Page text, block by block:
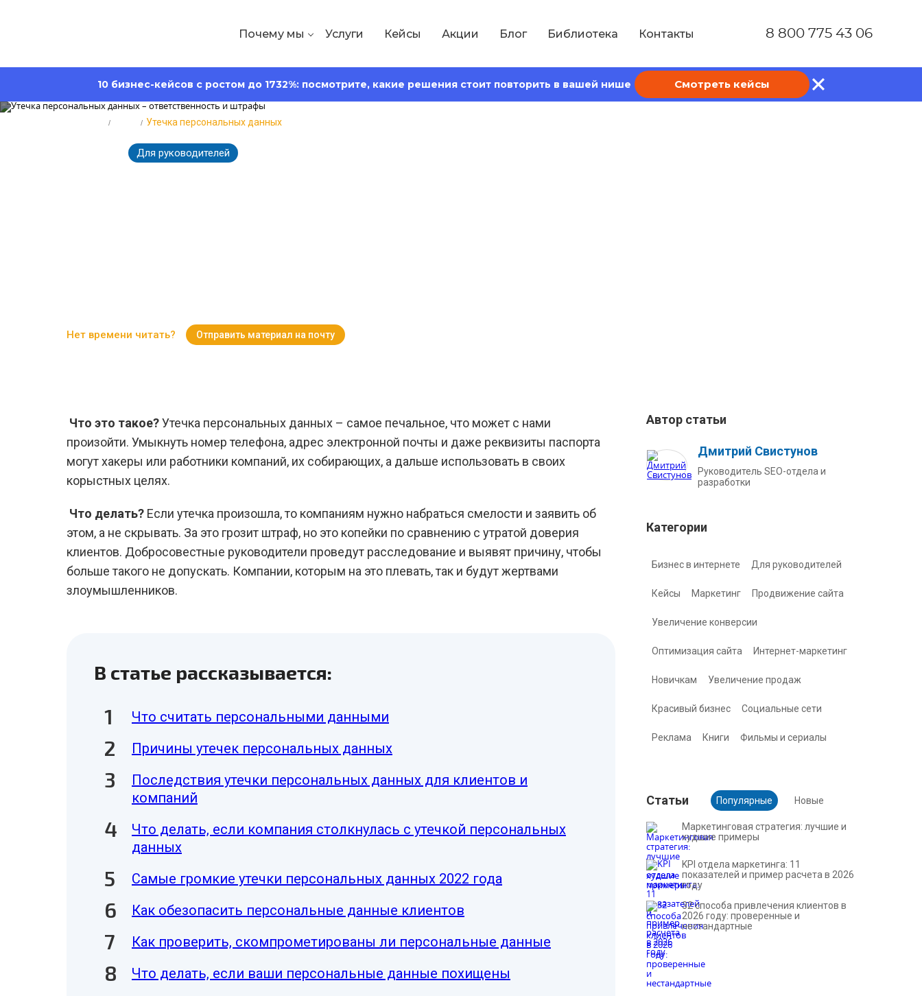
Почему мы Услуги Кейсы Акции Блог Библиотека Контакты 8 800 775 43 06
10 бизнес-кейсов с ростом до 1732%: посмотрите, какие решения стоит повторить в вашей нише Смотреть кейсы
Утечка персональных данных
Для руководителей
Нет времени читать? Отправить материал на почту
Что это такое?Утечка персональных данных – самое печальное, что может с нами
произойти. Умыкнуть номер телефона, адрес электронной почты и даже реквизиты паспорта
могут хакеры или работники компаний, их собирающих, а дальше использовать в своих
корыстных целях.
Что делать? Если утечка произошла, то компаниям нужно набраться смелости и заявить об
этом, а не скрывать. За это грозит штраф, но это копейки по сравнению с утратой доверия
клиентов. Добросовестные руководители проведут расследование и выявят причину, чтобы
больше такого не допускать. Компании, которым на это плевать, так и будут жертвами
злоумышленников.
В статье рассказывается:
Что считать персональными данными
Причины утечек персональных данных
Последствия утечки персональных данных для клиентов и
компаний
Что делать, если компания столкнулась с утечкой персональных
данных
Самые громкие утечки персональных данных 2022 года
Как обезопасить персональные данные клиентов
Как проверить, скомпрометированы ли персональные данные
Что делать, если ваши персональные данные похищены
Автор статьи
Дмитрий Свистунов
Руководитель SEO-отдела и
разработки
Категории
Бизнес в интернете Для руководителей
Кейсы Маркетинг Продвижение сайта
Увеличение конверсии
Оптимизация сайта Интернет-маркетинг
Новичкам Увеличение продаж
Красивый бизнес Социальные сети
Реклама Книги Фильмы и сериалы
Cтатьи Популярные Новые
Маркетинговая стратегия: лучшие и
худшие примеры
KPI отдела маркетинга: 11
показателей и пример расчета в 2026
году
32 способа привлечения клиентов в
2026 году: проверенные и
нестандартные